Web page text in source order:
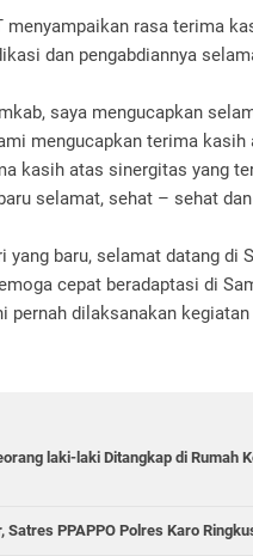
rasa terima
dan pengabdiannya
saya mengucapkan
mengucapkan terima
kasih atas sinergitas yang
selamat, sehat – sehat
yang baru, selamat datang
cepat beradaptasi di
pernah dilaksanakan
laki-laki Ditangkap di Rumah
Satres PPAPPO Polres Karo